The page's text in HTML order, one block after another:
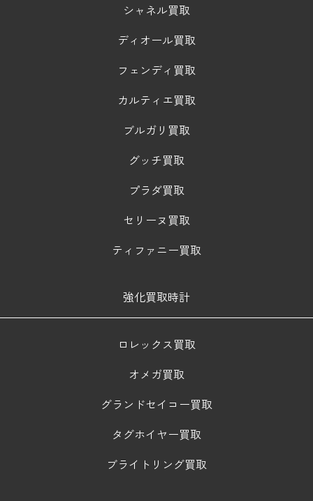
シャネル買取
ディオール買取
フェンディ買取
カルティエ買取
ブルガリ買取
グッチ買取
プラダ買取
セリーヌ買取
ティファニー買取
強化買取時計
ロレックス買取
オメガ買取
グランドセイコー買取
タグホイヤー買取
ブライトリング買取